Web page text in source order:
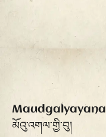
Maudgalyayana
མོའུ་འགལ་གྱི་བུ།